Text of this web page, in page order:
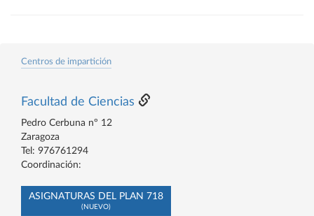
Centros de impartición
Facultad de Ciencias
Pedro Cerbuna nº 12
Zaragoza
Tel: 976761294
Coordinación:
ASIGNATURAS DEL PLAN 718
(NUEVO)